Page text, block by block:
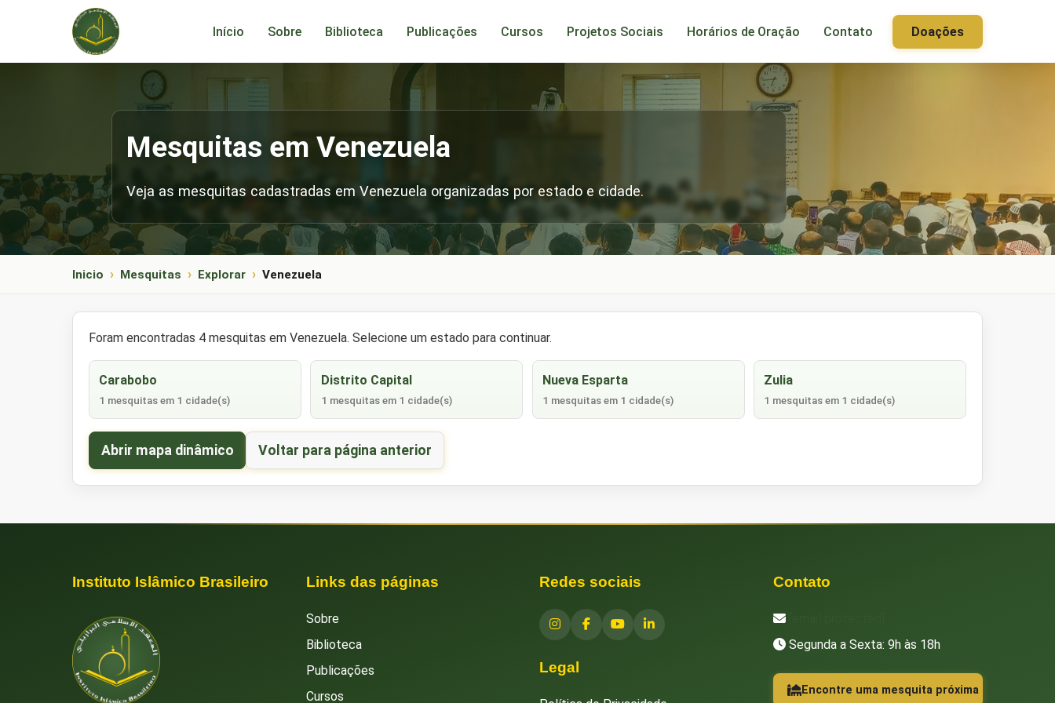
Início Sobre Biblioteca Publicações Cursos Projetos Sociais Horários de Oração Contato Doações
Mesquitas em Venezuela
Veja as mesquitas cadastradas em Venezuela organizadas por estado e cidade.
Inicio Mesquitas Explorar Venezuela
Foram encontradas 4 mesquitas em Venezuela. Selecione um estado para continuar.
Carabobo
1 mesquitas em 1 cidade(s)
Distrito Capital
1 mesquitas em 1 cidade(s)
Nueva Esparta
1 mesquitas em 1 cidade(s)
Zulia
1 mesquitas em 1 cidade(s)
Abrir mapa dinâmico Voltar para página anterior
Instituto Islâmico Brasileiro Links das páginas
Sobre
Biblioteca
Publicações
Cursos
Redes sociais
Legal
Contato
Segunda a Sexta: 9h às 18h
Encontre uma mesquita próxima